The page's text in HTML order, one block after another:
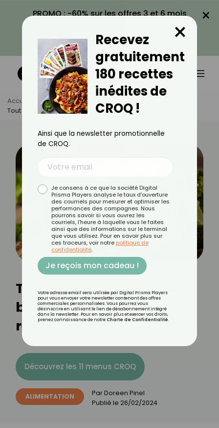
PROMO : -60% sur les offres 3 et 6 mois
VOIR LA PROMO
×
Accueil Actus
Alimentation
Tout Savoir Sur Le Brocoli : Bienfaits, Nutrition Et Recettes
Tout savoir sur le brocoli :
bienfaits, nutrition et
recettes
Découvrez les 11 menus CROQ
ALIMENTATION ParDoreen Pinel
Publié le 26/02/2024
Recevez
gratuitement
180 recettes
inédites de
CROQ !
×
Ainsi que la newsletter promotionnelle
de CROQ.
Je consens à ce que la société Digital
Prisma Players analyse le taux d'ouverture
des courriels pour mesurer et optimiser les
performances des campagnes. Nous
pourrons savoir si vous ouvrez les
courriels, l'heure à laquelle vous le faites
ainsi que des informations sur le terminal
que vous utilisez. Pour en savoir plus sur
ces traceurs, voir notre politique de
confidentialité.
Je reçois mon cadeau !
Votre adresse email sera utilisée par Digital Prisma Players
pour vous envoyer votre newsletter contenant des offres
commerciales personnalisées. Vous pourrez vous
désinscrire en utilisant le lien de désabonnement intégré
dans la newsletter. Pour en savoir plus et exercer vos droits,
prenez connaissance de notre Charte de Confidentialité.